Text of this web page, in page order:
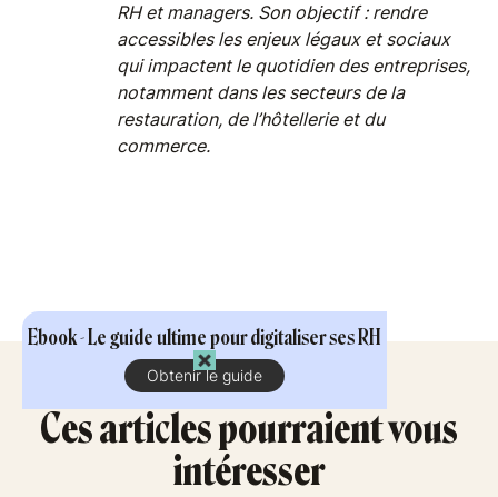
Ebook - Le guide ultime pour digitaliser ses RH
Obtenir le guide
RH et managers. Son objectif : rendre
accessibles les enjeux légaux et sociaux
qui impactent le quotidien des entreprises,
notamment dans les secteurs de la
restauration, de l’hôtellerie et du
commerce.
Ces articles pourraient vous
intéresser